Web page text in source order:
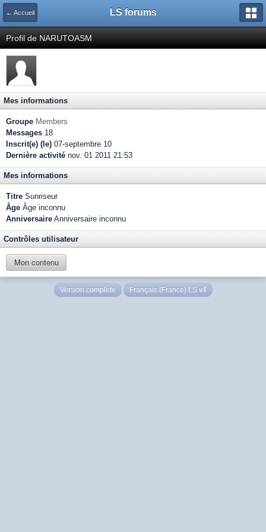
← Accueil LS forums
Profil de NARUTOASM
Mes informations
Groupe Members
Messages 18
Inscrit(e) (le) 07-septembre 10
Dernière activité nov. 01 2011 21:53
Mes informations
Titre Sunriseur
Âge Âge inconnu
Anniversaire Anniversaire inconnu
Contrôles utilisateur
Mon contenu
Version complète Français (France) LS v4